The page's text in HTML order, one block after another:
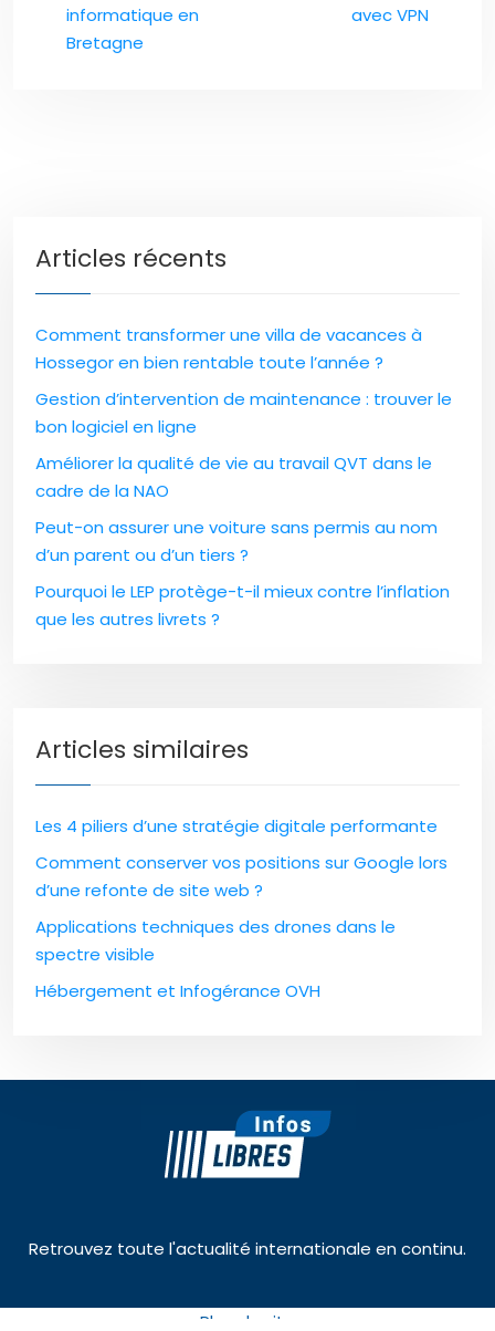
informatique en
Bretagne
avec VPN
Articles récents
Comment transformer une villa de vacances à
Hossegor en bien rentable toute l’année ?
Gestion d’intervention de maintenance : trouver le
bon logiciel en ligne
Améliorer la qualité de vie au travail QVT dans le
cadre de la NAO
Peut-on assurer une voiture sans permis au nom
d’un parent ou d’un tiers ?
Pourquoi le LEP protège-t-il mieux contre l’inflation
que les autres livrets ?
Articles similaires
Les 4 piliers d’une stratégie digitale performante
Comment conserver vos positions sur Google lors
d’une refonte de site web ?
Applications techniques des drones dans le
spectre visible
Hébergement et Infogérance OVH
Retrouvez toute l'actualité internationale en continu.
Plan du site